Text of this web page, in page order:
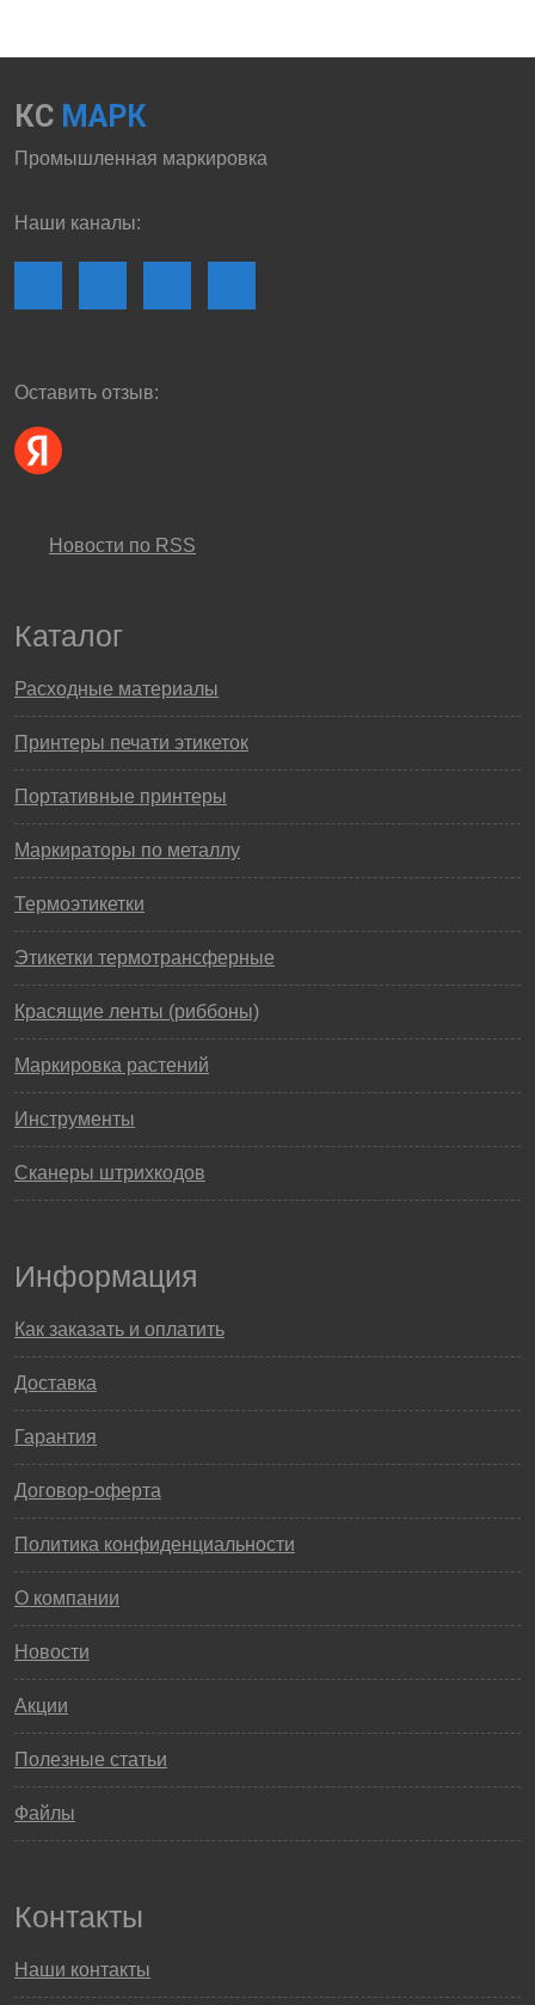
КС МАРК
Промышленная маркировка
Наши каналы:
Оставить отзыв:
Новости по RSS
Каталог
Расходные материалы
Принтеры печати этикеток
Портативные принтеры
Маркираторы по металлу
Термоэтикетки
Этикетки термотрансферные
Красящие ленты (риббоны)
Маркировка растений
Инструменты
Сканеры штрихкодов
Информация
Как заказать и оплатить
Доставка
Гарантия
Договор-оферта
Политика конфиденциальности
О компании
Новости
Акции
Полезные статьи
Файлы
Контакты
Наши контакты